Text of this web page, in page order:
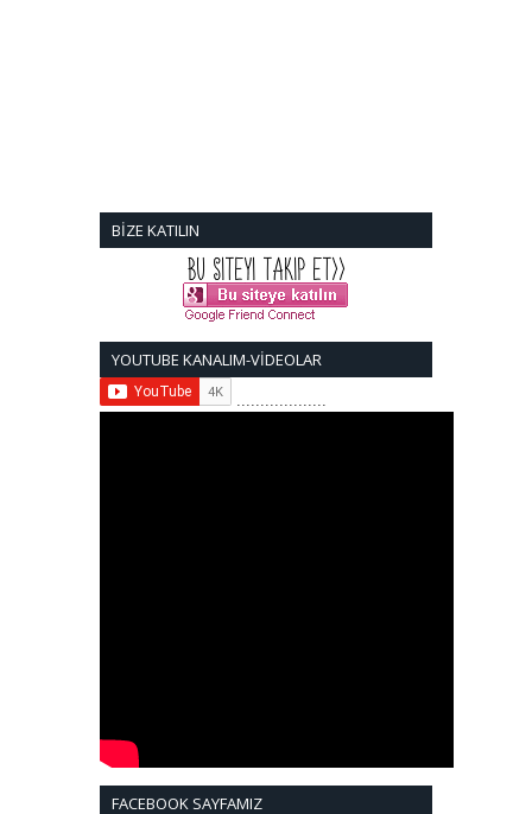
BİZE KATILIN
YOUTUBE KANALIM-VİDEOLAR
FACEBOOK SAYFAMIZ